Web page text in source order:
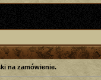
na zamówienie.